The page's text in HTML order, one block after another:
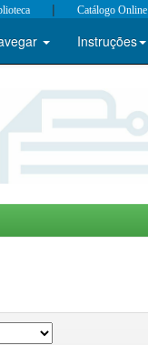
| Catálogo Online
Instruções